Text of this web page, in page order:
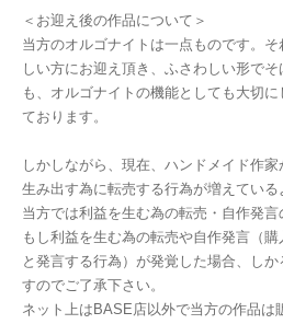
＜お迎え後の作品について＞
当方のオルゴナイトは一点ものです。
しい方にお迎え頂き、ふさわしい形で
も、オルゴナイトの機能としても大切
ております。
しかしながら、現在、ハンドメイド作
生み出す為に転売する行為が増えている
当方では利益を生む為の転売・自作発言
もし利益を生む為の転売や自作発言（
と発言する行為）が発覚した場合、し
すのでご了承下さい。
ネット上はBASE店以外で当方の作品は